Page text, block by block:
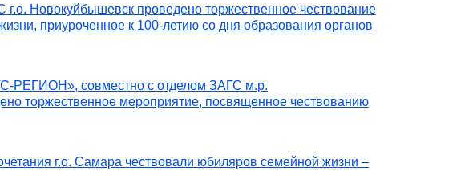
г.о. Новокуйбышевск проведено торжественное чествование
приуроченное к 100-летию со дня образования органов
РЕГИОН», совместно с отделом ЗАГС м.р.
торжественное мероприятие, посвященное чествованию
г.о. Самара чествовали юбиляров семейной жизни –